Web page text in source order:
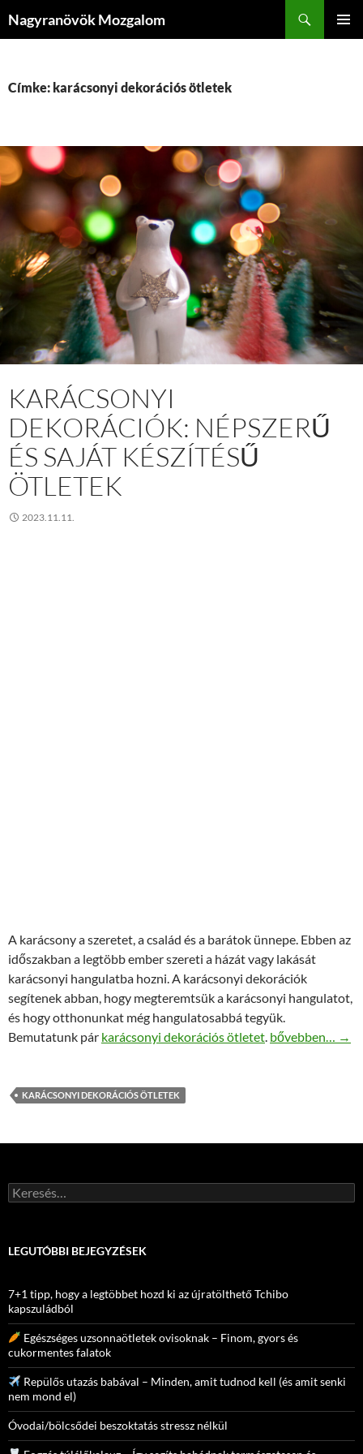
Nagyranövök Mozgalom
Címke: karácsonyi dekorációs ötletek
KARÁCSONYI
DEKORÁCIÓK: NÉPSZERŰ
ÉS SAJÁT KÉSZÍTÉSŰ
ÖTLETEK
2023.11.11.
A karácsony a szeretet, a család és a barátok ünnepe. Ebben az
időszakban a legtöbb ember szereti a házát vagy lakását
karácsonyi hangulatba hozni. A karácsonyi dekorációk
segítenek abban, hogy megteremtsük a karácsonyi hangulatot,
és hogy otthonunkat még hangulatosabbá tegyük.
Bemutatunk pár karácsonyi dekorációs ötletet Karácsonyi
bővebben… →
KARÁCSONYI DEKORÁCIÓS ÖTLETEK
Keresés:
LEGUTÓBBI BEJEGYZÉSEK
7+1 tipp, hogy a legtöbbet hozd ki az újratölthető Tchibo
kapszuládból
Egészséges uzsonnaötletek ovisoknak – Finom, gyors és
cukormentes falatok
Repülős utazás babával – Minden, amit tudnod kell (és amit senki
nem mond el)
Óvodai/bölcsődei beszoktatás stressz nélkül